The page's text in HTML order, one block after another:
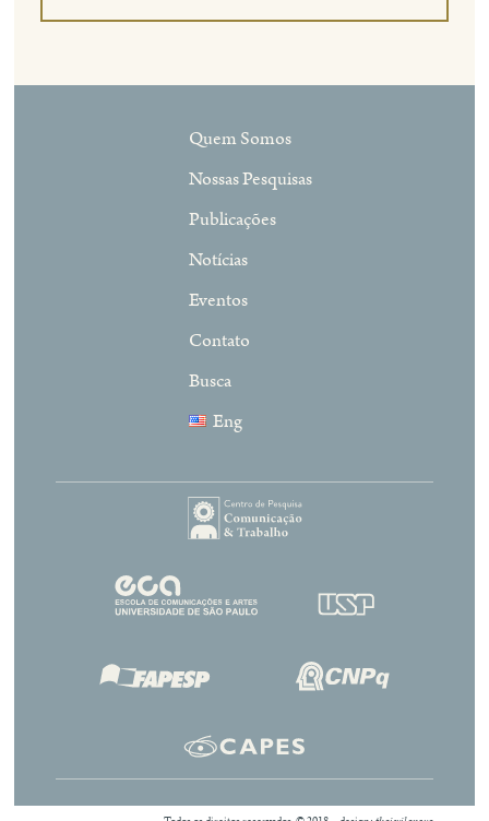
Quem Somos
Nossas Pesquisas
Publicações
Notícias
Eventos
Contato
Busca
Eng